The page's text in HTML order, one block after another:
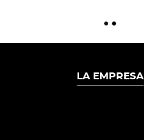
LA EMPRESA